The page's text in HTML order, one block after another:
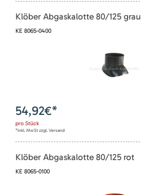
Klöber Abgaskalotte 80/125 grau
KE 8065-0400
54,92€*
pro Stück
*inkl. MwSt zzgl. Versand
Klöber Abgaskalotte 80/125 rot
KE 8065-0100